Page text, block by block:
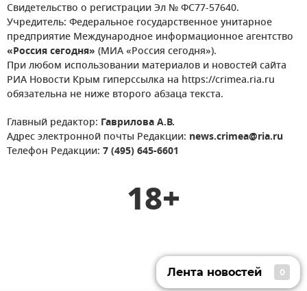
Свидетельство о регистрации Эл № ФС77-57640.
Учредитель: Федеральное государственное унитарное
предприятие Международное информационное агентство
«Россия сегодня» (МИА «Россия сегодня»).
При любом использовании материалов и новостей сайта
РИА Новости Крым гиперссылка на https://crimea.ria.ru
обязательна не ниже второго абзаца текста.
Главный редактор: Гаврилова А.В.
Адрес электронной почты Редакции: news.crimea@ria.ru
Телефон Редакции: 7 (495) 645-6601
18+
Лента новостей 0